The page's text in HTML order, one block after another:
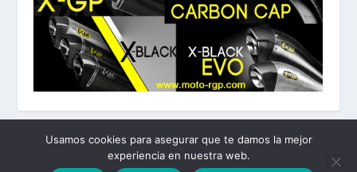
Elegant Themes| Desarrollado por WordPress
Usamos cookies para asegurar que te damos la mejor
experiencia en nuestra web.